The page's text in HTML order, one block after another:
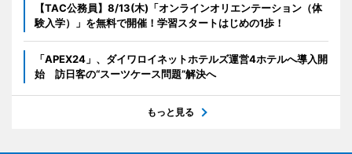
【TAC公務員】8/13(木)「オンラインオリエンテーション（体
験入学）」を無料で開催！学習スタートはじめの1歩！
「APEX24」、ダイワロイネットホテルズ運営4ホテルへ導入開
始 訪日客の“スーツケース問題”解決へ
もっと見る